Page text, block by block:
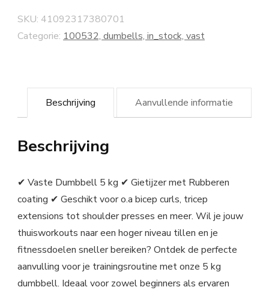
SKU: 41092317380701
Categorie: 100532, dumbells, in_stock, vast
Beschrijving Aanvullende informatie
Beschrijving
✔ Vaste Dumbbell 5 kg ✔ Gietijzer met Rubberen
coating ✔ Geschikt voor o.a bicep curls, tricep
extensions tot shoulder presses en meer. Wil je jouw
thuisworkouts naar een hoger niveau tillen en je
fitnessdoelen sneller bereiken? Ontdek de perfecte
aanvulling voor je trainingsroutine met onze 5 kg
dumbbell. Ideaal voor zowel beginners als ervaren